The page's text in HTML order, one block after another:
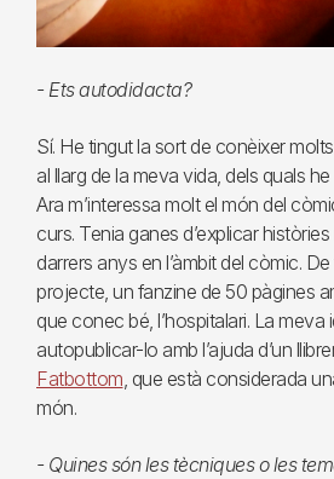
- Ets autodidacta?
Sí. He tingut la sort de conèixer
al llarg de la meva vida, dels quals
Ara m’interessa molt el món del
curs. Tenia ganes d’explicar
darrers anys en l’àmbit del còmic.
projecte, un fanzine de 50 pàgines
que conec bé, l’hospitalari. La meva
autopublicar-lo amb l’ajuda d’un
Fatbottom, que està considerada
món.
- Quines són les tècniques o les